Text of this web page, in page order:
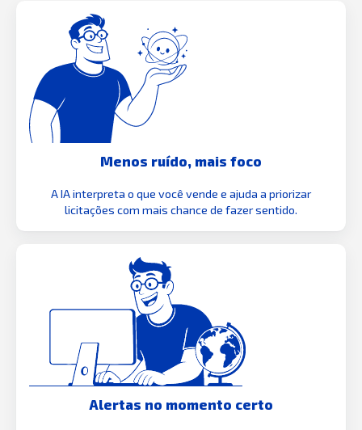
Menos ruído, mais foco
A IA interpreta o que você vende e ajuda a priorizar
licitações com mais chance de fazer sentido.
Alertas no momento certo